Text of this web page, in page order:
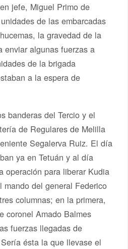
jefe, Miguel Primo de
de las embarcadas
la gravedad de la
enviar algunas fuerzas a
de la brigada
a la espera de
banderas del Tercio y el
de Regulares de Melilla
Segalerva Ruiz. El día
ya en Tetuán y al día
operación para liberar Kudia
mando del general Federico
columnas; en la primera,
coronel Amado Balmes
fuerzas llegadas de
ésta la que llevase el